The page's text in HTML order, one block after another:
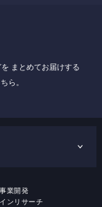
まとめてお届けする
ら。
業開発
ンリサーチ